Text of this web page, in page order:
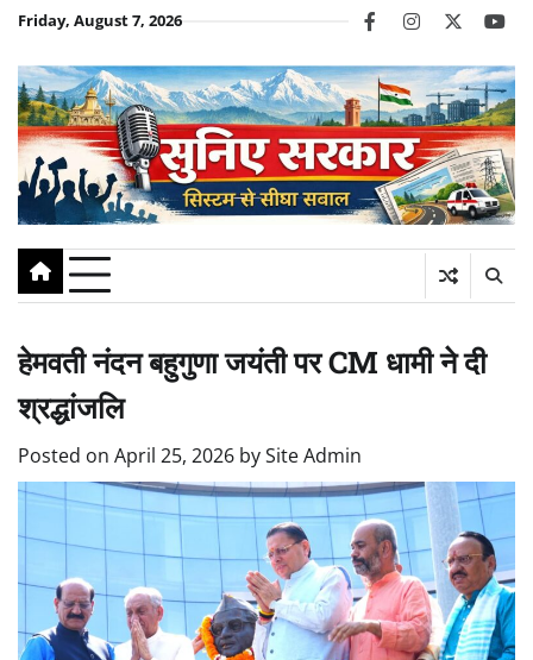
Skip
content
Friday, August 7, 2026 facebookinstagram
twitter
हेमवती नंदन बहुगुणा जयंती पर CM धामी ने दी
श्रद्धांजलि
Posted on April 25, 2026 bySite Admin